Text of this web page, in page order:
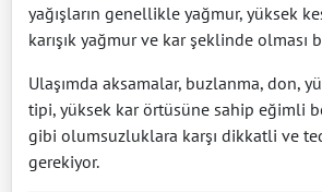
yağışların genellikle yağmur, yüksek
karışık yağmur ve kar şeklinde olması
Ulaşımda aksamalar, buzlanma, don,
tipi, yüksek kar örtüsüne sahip eğimli
gibi olumsuzluklara karşı dikkatli ve
gerekiyor.